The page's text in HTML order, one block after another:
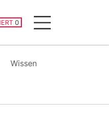
0IMMOBILIEN
Menu
Wissen